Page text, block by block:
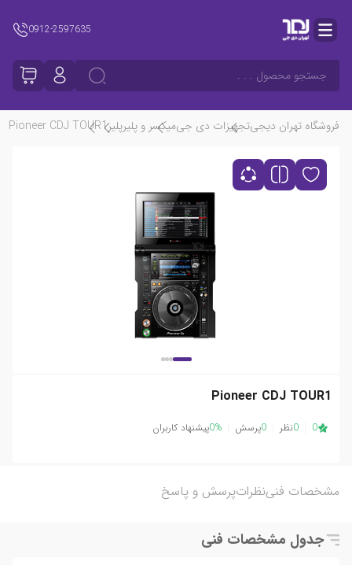
0912-2597635
جستجو محصول . . .
فروشگاه تهران دیجیتجهیزات دی جیمیکسر و پلیرپلیرPioneer CDJ TOUR1
Pioneer CDJ TOUR1
0
0نظر 0پرسش 0%پیشنهاد کاربران
مشخصات فنینظراتپرسش و پاسخ
جدول مشخصات فنی